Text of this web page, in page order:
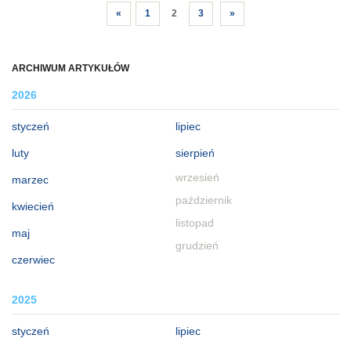
ARCHIWUM ARTYKUŁÓW
2026
styczeń
luty
marzec
kwiecień
maj
czerwiec
lipiec
sierpień
wrzesień
październik
listopad
grudzień
2025
styczeń lipiec
« 1 2 3 »